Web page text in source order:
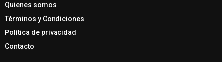
Quienes somos
Términos y Condiciones
Política de privacidad
Contacto